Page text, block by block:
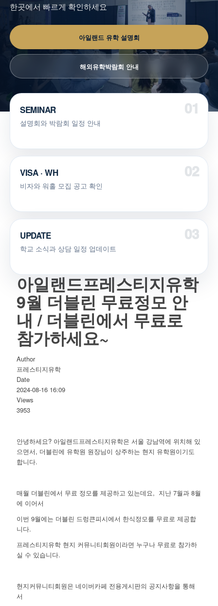
한곳에서 빠르게 확인하세요
아일랜드 유학 설명회
해외유학박람회 안내
SEMINAR
설명회와 박람회 일정 안내
VISA · WH
비자와 워홀 모집 공고 확인
UPDATE
학교 소식과 상담 일정 업데이트
아일랜드프레스티지유학
9월 더블린 무료정모 안
내 / 더블린에서 무료로
참가하세요~
Author
프레스티지유학
Date
2024-08-16 16:09
Views
3953
안녕하세요? 아일랜드프레스티지유학은 서울 강남역에 위치해 있
으면서, 더블린에 유학원 원장님이 상주하는 현지 유학원이기도
합니다.
매월 더블린에서 무료 정모를 제공하고 있는데요, 지난 7월과 8월
에 이어서
이번 9월에는 더블린 드렁큰피시에서 한식정모를 무료로 제공합
니다.
프레스티지유학 현지 커뮤니티회원이라면 누구나 무료로 참가하
실 수 있습니다.
현지커뮤니티회원은 네이버카페 전용게시판의 공지사항을 통해
서